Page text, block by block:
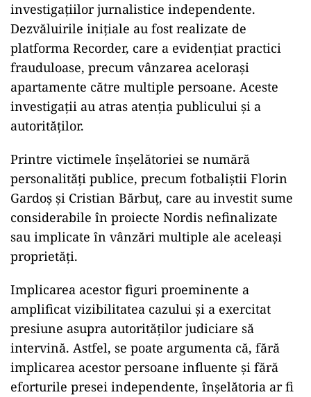
investigațiilor jurnalistice independente.
Dezvăluirile inițiale au fost realizate de
platforma Recorder, care a evidențiat practici
frauduloase, precum vânzarea acelorași
apartamente către multiple persoane. Aceste
investigații au atras atenția publicului și a
autorităților.
Printre victimele înșelătoriei se numără
personalități publice, precum fotbaliștii Florin
Gardoș și Cristian Bărbuț, care au investit sume
considerabile în proiecte Nordis nefinalizate
sau implicate în vânzări multiple ale aceleași
proprietăți.
Implicarea acestor figuri proeminente a
amplificat vizibilitatea cazului și a exercitat
presiune asupra autorităților judiciare să
intervină. Astfel, se poate argumenta că, fără
implicarea acestor persoane influente și fără
eforturile presei independente, înșelătoria ar fi